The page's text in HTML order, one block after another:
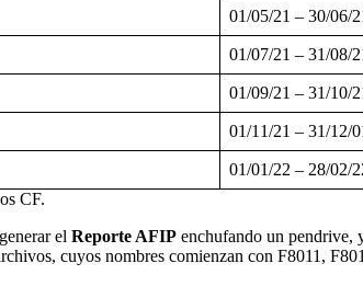
01/05/21 – 30/06/
01/07/21 – 31/08/
01/09/21 – 31/10/
01/11/21 – 31/12/
01/01/22 – 28/02/
CF.
el Reporte AFIP enchufando un pendrive,
cuyos nombres comienzan con F8011,